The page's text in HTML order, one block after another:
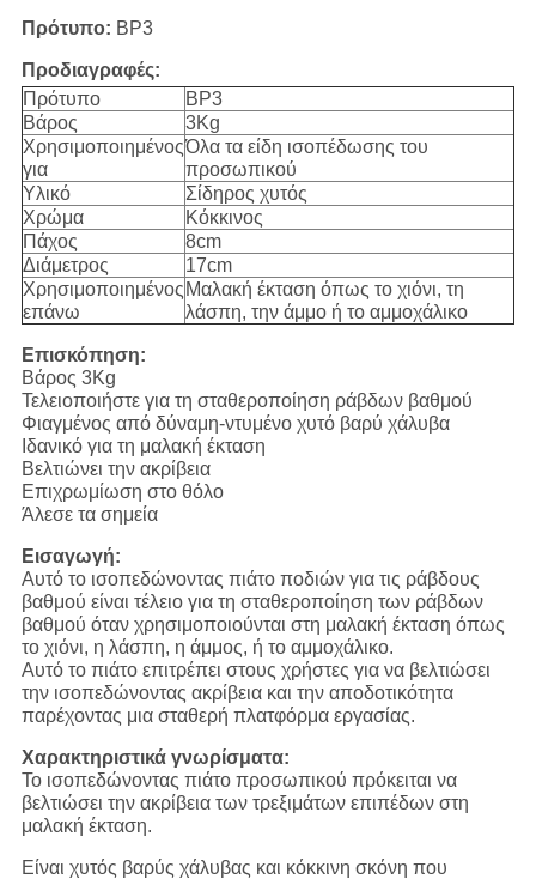
Πρότυπο: BP3
Προδιαγραφές:
Πρότυπο
BP3
Βάρος
3Kg
Χρησιμοποιημένος
για
Όλα τα είδη ισοπέδωσης του
προσωπικού
Υλικό
Σίδηρος χυτός
Χρώμα
Κόκκινος
Πάχος
8cm
Διάμετρος
17cm
Χρησιμοποιημένος
επάνω
Μαλακή έκταση όπως το χιόνι, τη
λάσπη, την άμμο ή το αμμοχάλικο
Επισκόπηση:
Βάρος 3Kg
Τελειοποιήστε για τη σταθεροποίηση ράβδων βαθμού
Φιαγμένος από δύναμη-ντυμένο χυτό βαρύ χάλυβα
Ιδανικό για τη μαλακή έκταση
Βελτιώνει την ακρίβεια
Επιχρωμίωση στο θόλο
Άλεσε τα σημεία
Εισαγωγή:
Αυτό το ισοπεδώνοντας πιάτο ποδιών για τις ράβδους
βαθμού είναι τέλειο για τη σταθεροποίηση των ράβδων
βαθμού όταν χρησιμοποιούνται στη μαλακή έκταση όπως
το χιόνι, η λάσπη, η άμμος, ή το αμμοχάλικο.
Αυτό το πιάτο επιτρέπει στους χρήστες για να βελτιώσει
την ισοπεδώνοντας ακρίβεια και την αποδοτικότητα
παρέχοντας μια σταθερή πλατφόρμα εργασίας.
Χαρακτηριστικά γνωρίσματα:
Το ισοπεδώνοντας πιάτο προσωπικού πρόκειται να
βελτιώσει την ακρίβεια των τρεξιμάτων επιπέδων στη
μαλακή έκταση.
Είναι χυτός βαρύς χάλυβας και κόκκινη σκόνη που